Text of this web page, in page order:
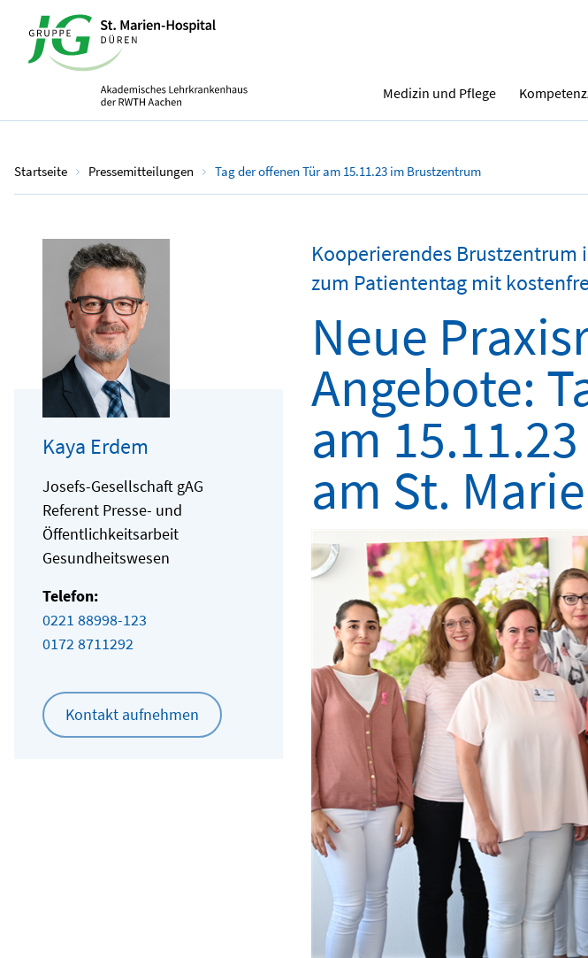
Medizin und Pflege
Startseite Pressemitteilungen Tag der offenen Tür am 15.11.23 im Brustzentrum
Kaya Erdem
Josefs-Gesellschaft gAG
Referent Presse- und
Öffentlichkeitsarbeit
Gesundheitswesen
Telefon:
0221 88998-123
0172 8711292
Kontakt aufnehmen
Kooperierendes Brustzentrum
zum Patiententag mit
Neue
Angebote:
am
am St.